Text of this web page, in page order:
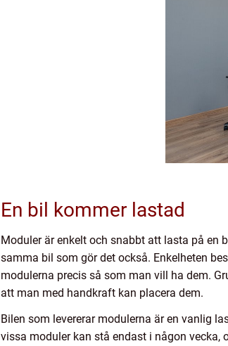
En bil kommer lastad
Moduler är enkelt och snabbt att lasta på en
samma bil som gör det också. Enkelheten
modulerna precis så som man vill ha dem.
att man med handkraft kan placera dem.
Bilen som levererar modulerna är en vanlig
vissa moduler kan stå endast i någon vecka,